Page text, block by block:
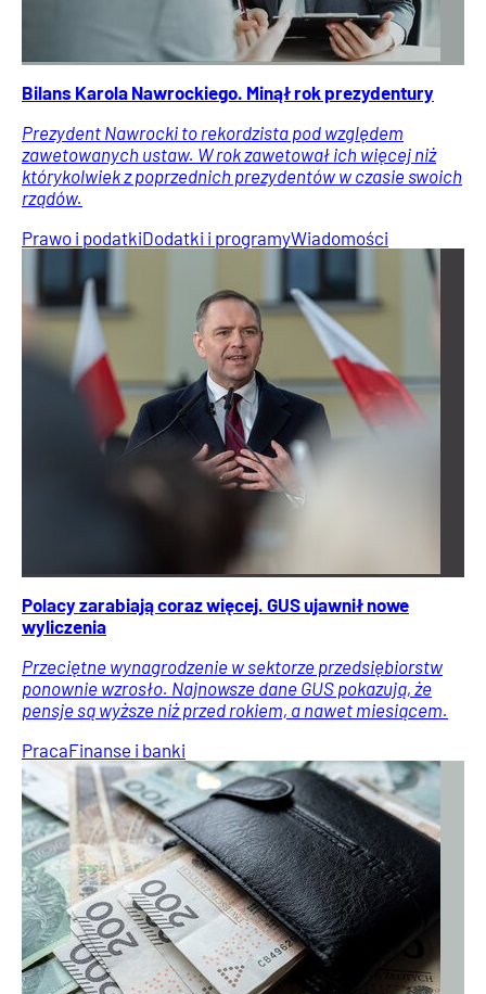
Bilans Karola Nawrockiego. Minął rok prezydentury
Prezydent Nawrocki to rekordzista pod względem
zawetowanych ustaw. W rok zawetował ich więcej niż
którykolwiek z poprzednich prezydentów w czasie swoich
rządów.
Prawo i podatkiDodatki i programyWiadomości
Polacy zarabiają coraz więcej. GUS ujawnił nowe
wyliczenia
Przeciętne wynagrodzenie w sektorze przedsiębiorstw
ponownie wzrosło. Najnowsze dane GUS pokazują, że
pensje są wyższe niż przed rokiem, a nawet miesiącem.
PracaFinanse i banki